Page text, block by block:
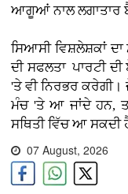
ਆਗੂਆਂ ਨਾਲ ਲਗਾਤਾਰ
ਸਿਆਸੀ ਵਿਸ਼ਲੇਸ਼ਕਾਂ
ਦੀ ਸਫਲਤਾ ਪਾਰਟੀ
'ਤੇ ਵੀ ਨਿਰਭਰ
ਮੰਚ 'ਤੇ ਆ ਜਾਂਦੇ ਹਨ,
ਸਥਿਤੀ ਵਿੱਚ ਆ ਸਕਦੀ
07 August, 2026